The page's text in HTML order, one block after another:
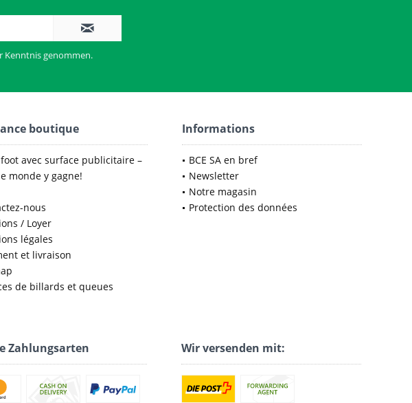
Kenntnis genommen.
boutique
avec surface publicitaire –
monde y gagne!
nous
/ Loyer
légales
et livraison
de billards et queues
Informations
BCE SA en bref
Newsletter
Notre magasin
Protection des données
Zahlungsarten Wir versenden mit: